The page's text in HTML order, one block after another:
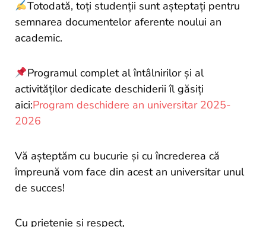
Totodată, toți studenții sunt așteptați pentru
semnarea documentelor aferente noului an
academic.
Programul complet al întâlnirilor și al
activităților dedicate deschiderii îl găsiți
aici:Program deschidere an universitar 2025-
2026
Vă așteptăm cu bucurie și cu încrederea că
împreună vom face din acest an universitar unul
de succes!
Cu prietenie și respect,